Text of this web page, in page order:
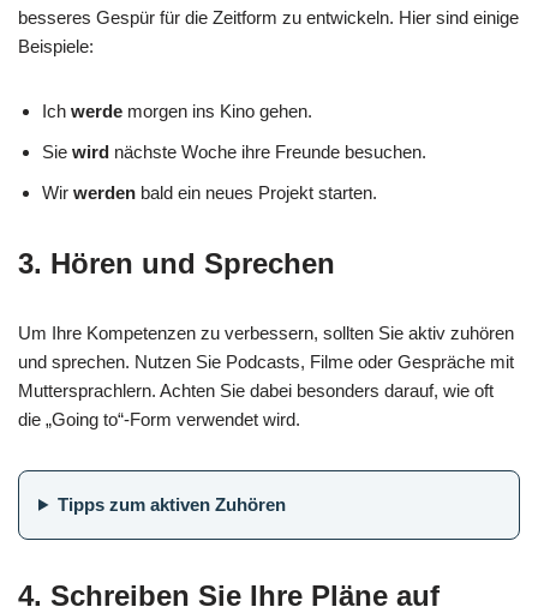
besseres Gespür für die Zeitform zu entwickeln. Hier sind einige
Beispiele:
Ich werde morgen ins Kino gehen.
Sie wird nächste Woche ihre Freunde besuchen.
Wir werden bald ein neues Projekt starten.
3. Hören und Sprechen
Um Ihre Kompetenzen zu verbessern, sollten Sie aktiv zuhören
und sprechen. Nutzen Sie Podcasts, Filme oder Gespräche mit
Muttersprachlern. Achten Sie dabei besonders darauf, wie oft
die „Going to“-Form verwendet wird.
Tipps zum aktiven Zuhören
4. Schreiben Sie Ihre Pläne auf